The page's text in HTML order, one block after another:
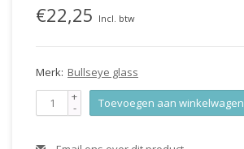
€22,25 Incl. btw
Merk: Bullseye glass
+
- Toevoegen aan winkelwagen